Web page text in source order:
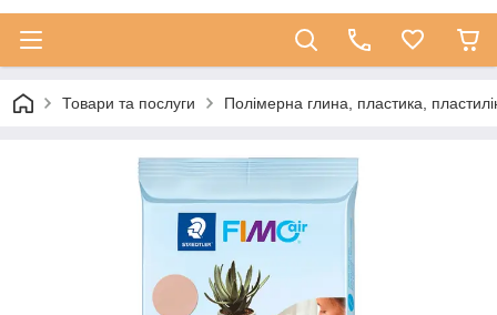
Товари та послуги Полімерна глина, пластика,